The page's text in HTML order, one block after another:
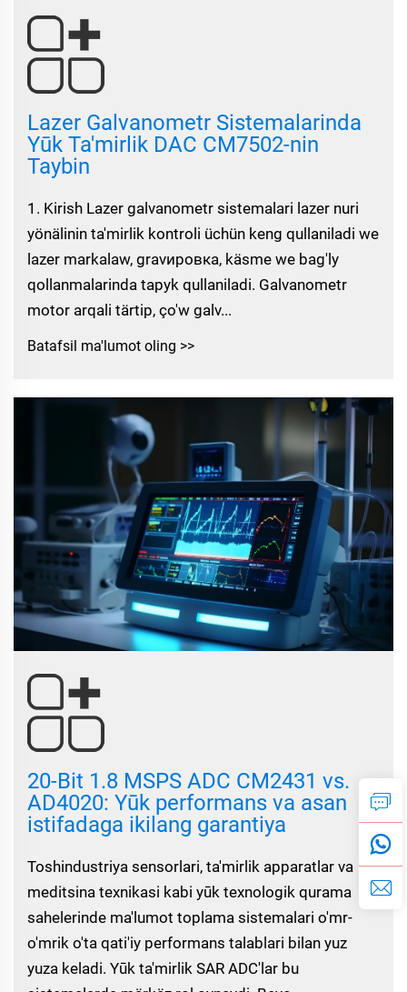
Lazer Galvanometr Sistemalarinda
Yūk Ta'mirlik DAC CM7502-nin
Taybin
1. Kirish Lazer galvanometr sistemalari lazer nuri
yönälinin ta'mirlik kontroli üchün keng qullaniladi we
lazer markalaw, gravировка, käsme we bag'ly
qollanmalarinda tapyk qullaniladi. Galvanometr
motor arqali tärtip, ço'w galv...
Batafsil ma'lumot oling >>
20-Bit 1.8 MSPS ADC CM2431 vs.
AD4020: Yūk performans va asan
istifadaga ikilang garantiya
Toshindustriya sensorlari, ta'mirlik apparatlar va
meditsina texnikasi kabi yūk texnologik qurama
sahelerinde ma'lumot toplama sistemalari o'mr-
o'mrik o'ta qati'iy performans talablari bilan yuz
yuza keladi. Yūk ta'mirlik SAR ADC'lar bu